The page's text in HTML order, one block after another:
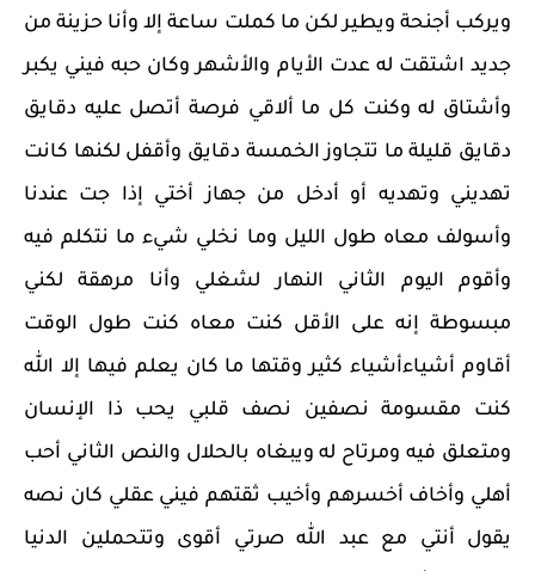
ويركب أجنحة ويطير لكن ما كملت ساعة إلا وأنا حزينة من
جديد اشتقت له عدت الأيام والأشهر وكان حبه فيني يكبر
وأشتاق له وكنت كل ما ألاقي فرصة أتصل عليه دقايق
دقايق قليلة ما تتجاوز الخمسة دقايق وأقفل لكنها كانت
تهديني وتهديه أو أدخل من جهاز أختي إذا جت عندنا
وأسولف معاه طول الليل وما نخلي شيء ما نتكلم فيه
وأقوم اليوم الثاني النهار لشغلي وأنا مرهقة لكني
مبسوطة إنه على الأقل كنت معاه كنت طول الوقت
أقاوم أشياءأشياء كثير وقتها ما كان يعلم فيها إلا الله
كنت مقسومة نصفين نصف قلبي يحب ذا الإنسان
ومتعلق فيه ومرتاح له ويبغاه بالحلال والنص الثاني أحب
أهلي وأخاف أخسرهم وأخيب ثقتهم فيني عقلي كان نصه
يقول أنتي مع عبد الله صرتي أقوى وتتحملين الدنيا